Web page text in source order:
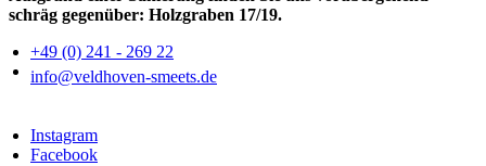
schräg gegenüber: Holzgraben 17/19.
+49 (0) 241 - 269 22
info@veldhoven-smeets.de
Instagram
Facebook